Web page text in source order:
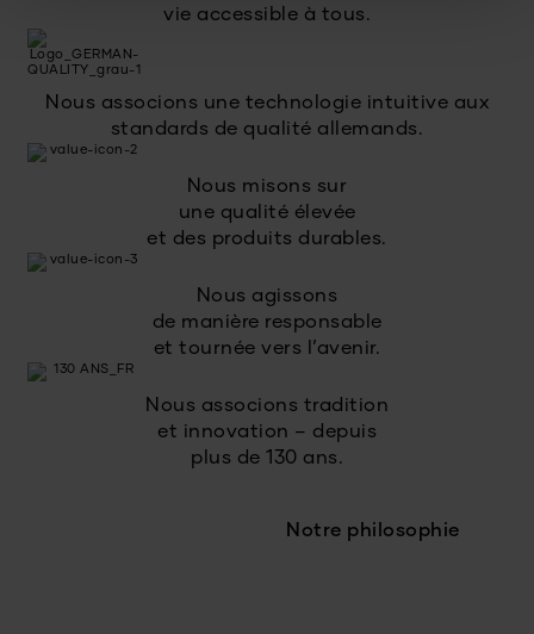
vie accessible à tous.
Nous associons une technologie intuitive aux
standards de qualité allemands.
Nous misons sur
une qualité élevée
et des produits durables.
Nous agissons
de manière responsable
et tournée vers l’avenir.
Nous associons tradition
et innovation – depuis
plus de 130 ans.
Notre philosophie